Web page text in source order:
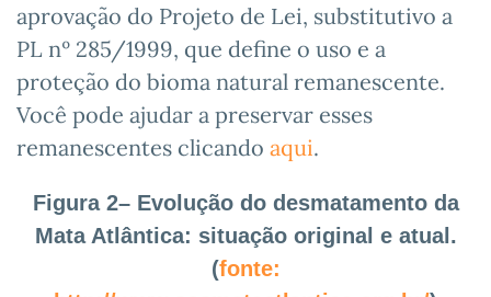
aprovação do Projeto de Lei, substitutivo a
PL nº 285/1999, que define o uso e a
proteção do bioma natural remanescente.
Você pode ajudar a preservar esses
remanescentes clicando aqui.
Figura 2– Evolução do desmatamento da
Mata Atlântica: situação original e atual.
(fonte: